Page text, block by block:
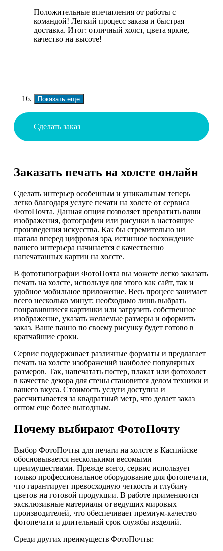
Положительные впечатления от работы с
командой! Легкий процесс заказа и быстрая
доставка. Итог: отличный холст, цвета яркие,
качество на высоте!
Показать еще
Сделать заказ
Заказать печать на холсте онлайн
Сделать интерьер особенным и уникальным теперь
легко благодаря услуге печати на холсте от сервиса
ФотоПочта. Данная опция позволяет превратить ваши
изображения, фотографии или рисунки в настоящие
произведения искусства. Как бы стремительно ни
шагала вперед цифровая эра, истинное восхождение
вашего интерьера начинается с качественно
напечатанных картин на холсте.
В фототипографии ФотоПочта вы можете легко заказать
печать на холсте, используя для этого как сайт, так и
удобное мобильное приложение. Весь процесс занимает
всего несколько минут: необходимо лишь выбрать
понравившиеся картинки или загрузить собственное
изображение, указать желаемые размеры и оформить
заказ. Ваше панно по своему рисунку будет готово в
кратчайшие сроки.
Сервис поддерживает различные форматы и предлагает
печать на холсте изображений наиболее популярных
размеров. Так, напечатать постер, плакат или фотохолст
в качестве декора для стены становится делом техники и
вашего вкуса. Стоимость услуги доступна и
рассчитывается за квадратный метр, что делает заказ
оптом еще более выгодным.
Почему выбирают ФотоПочту
Выбор ФотоПочты для печати на холсте в Каспийске
обосновывается несколькими весомыми
преимуществами. Прежде всего, сервис использует
только профессиональное оборудование для фотопечати,
что гарантирует превосходную четкость и глубину
цветов на готовой продукции. В работе применяются
эксклюзивные материалы от ведущих мировых
производителей, что обеспечивает премиум-качество
фотопечати и длительный срок службы изделий.
Среди других преимуществ ФотоПочты: